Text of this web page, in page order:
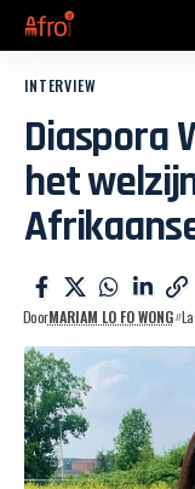
INTERVIEW
Diaspora
het
DoorMARIAM LO FO WONG